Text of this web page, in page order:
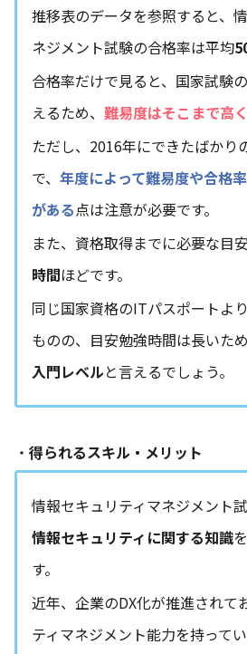
推移表のデータを参照すると、
ネジメント試験の合格率は平均
合格率だけで見ると、国家試験
えるため、 難易度はそこまで高
ただし、2016年にできたばかり
で、 年度によって難易度や合格
がある点は注意が必要です。
また、資格取得までに必要な目
時間ほどです。
同じ国家資格のITパスポートよ
ものの、目安勉強時間は長いた
入門レベルと言えるでしょう。
・ 得られるスキル・メリット
情報セキュリティマネジメント
情報セキュリティに関する知識
す。
近年、企業のDX化が推進されて
ティマネジメント能力を持って